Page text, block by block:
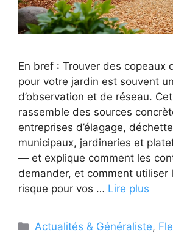
En bref : Trouver des copeaux
pour votre jardin est souvent
d’observation et de réseau.
rassemble des sources
entreprises d’élagage,
municipaux, jardineries et
— et explique comment les
demander, et comment utiliser
risque pour vos … Lire plus
Catégories
Actualités & Généraliste,